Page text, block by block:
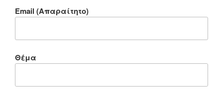
Email (Απαραίτητο)
Θέμα